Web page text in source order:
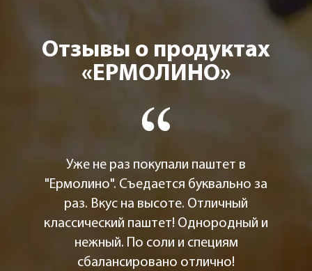
Отзывы о продуктах
«ЕРМОЛИНО»
Уже не раз покупали паштет в
"Ермолино". Съедается буквально за
раз. Вкус на высоте. Отличный
классический паштет! Однородный и
нежный. По соли и специям
сбалансировано отлично!